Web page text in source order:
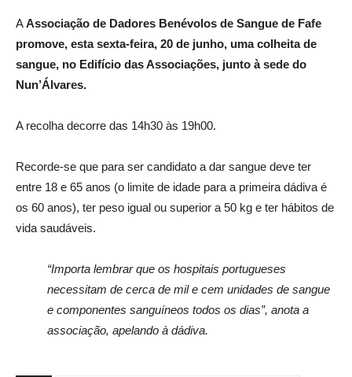
AAssociação de Dadores Benévolos de Sangue de Fafe
promove, esta sexta-feira, 20 de junho, uma colheita de
sangue, no Edifício das Associações, junto à sede do
Nun’Álvares.
A recolha decorre das 14h30 às 19h00.
Recorde-se que para ser candidato a dar sangue deve ter
entre 18 e 65 anos (o limite de idade para a primeira dádiva é
os 60 anos), ter peso igual ou superior a 50 kg e ter hábitos de
vida saudáveis.
“Importa lembrar que os hospitais portugueses
necessitam de cerca de mil e cem unidades de sangue
e componentes sanguíneos todos os dias”, anota a
associação, apelando à dádiva.